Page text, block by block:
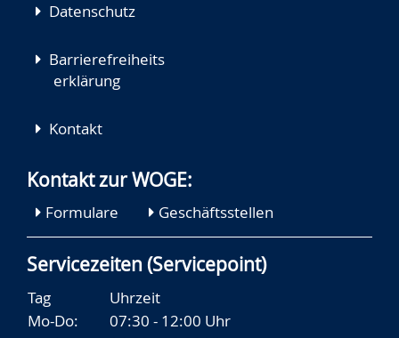
Datenschutz
Barrierefreiheits
erklärung
Kontakt
Kontakt zur WOGE:
Formulare Geschäftsstellen
Servicezeiten (Servicepoint)
Tag
Uhrzeit
Mo-Do:
07:30 - 12:00 Uhr